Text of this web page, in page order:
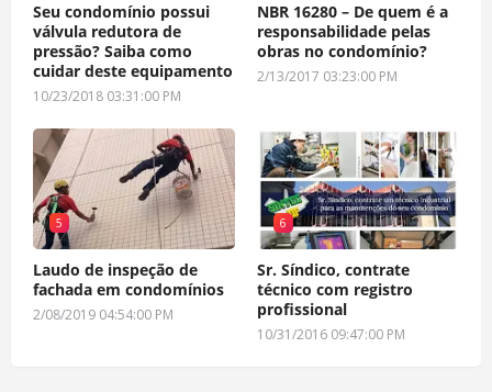
Seu condomínio possui
válvula redutora de
pressão? Saiba como
cuidar deste equipamento
10/23/2018 03:31:00 PM
NBR 16280 – De quem é a
responsabilidade pelas
obras no condomínio?
2/13/2017 03:23:00 PM
5
Laudo de inspeção de
fachada em condomínios
2/08/2019 04:54:00 PM
6
Sr. Síndico, contrate
técnico com registro
profissional
10/31/2016 09:47:00 PM